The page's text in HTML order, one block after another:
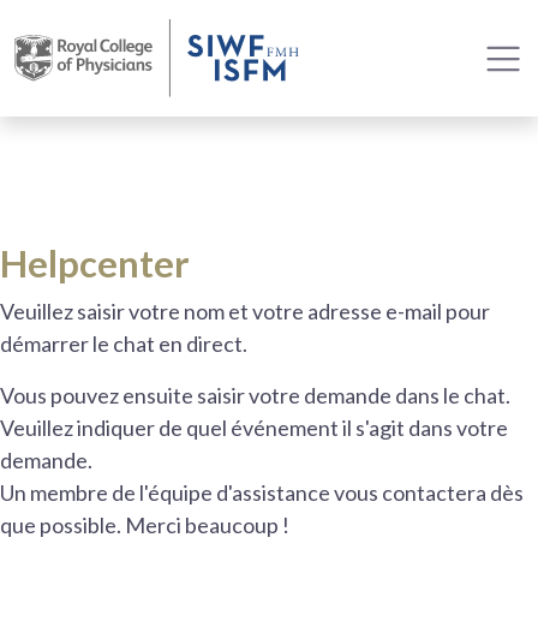
Helpcenter
Veuillez saisir votre nom et votre adresse e-mail pour
démarrer le chat en direct.
Vous pouvez ensuite saisir votre demande dans le chat.
Veuillez indiquer de quel événement il s'agit dans votre
demande.
Un membre de l'équipe d'assistance vous contactera dès
que possible. Merci beaucoup !